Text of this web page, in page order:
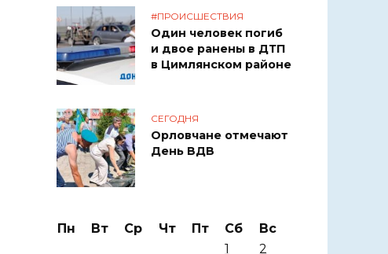
#ПРОИСШЕСТВИЯ
Один человек погиб
и двое ранены в ДТП
в Цимлянском районе
СЕГОДНЯ
Орловчане отмечают
День ВДВ
Пн Вт Ср Чт Пт Сб
Вс
1
2